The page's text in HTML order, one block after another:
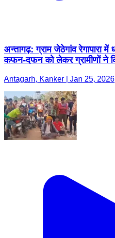
अन्तागढ़: ग्राम जेठेगांव रेगापारा में
कफन-दफन को लेकर ग्रामीणों ने
Antagarh, Kanker | Jan 25, 2026